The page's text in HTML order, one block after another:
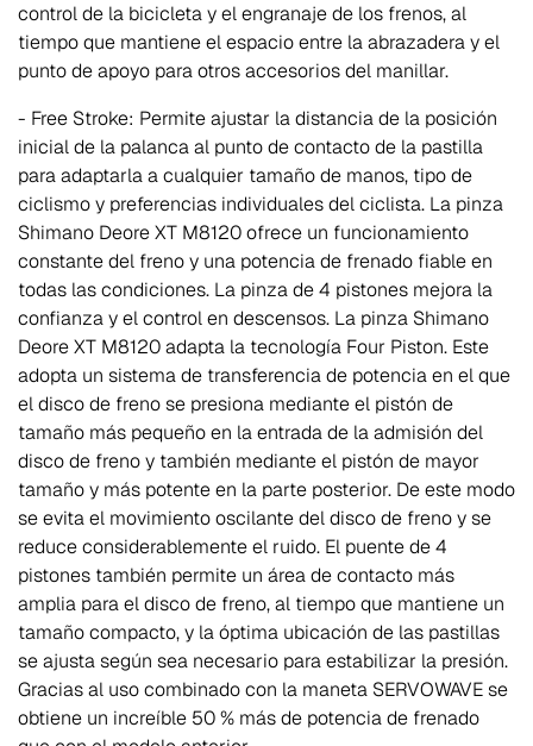
control de la bicicleta y el engranaje de los frenos, al
tiempo que mantiene el espacio entre la abrazadera y el
punto de apoyo para otros accesorios del manillar.
- Free Stroke: Permite ajustar la distancia de la posición
inicial de la palanca al punto de contacto de la pastilla
para adaptarla a cualquier tamaño de manos, tipo de
ciclismo y preferencias individuales del ciclista. La pinza
Shimano Deore XT M8120 ofrece un funcionamiento
constante del freno y una potencia de frenado fiable en
todas las condiciones. La pinza de 4 pistones mejora la
confianza y el control en descensos. La pinza Shimano
Deore XT M8120 adapta la tecnología Four Piston. Este
adopta un sistema de transferencia de potencia en el que
el disco de freno se presiona mediante el pistón de
tamaño más pequeño en la entrada de la admisión del
disco de freno y también mediante el pistón de mayor
tamaño y más potente en la parte posterior. De este modo
se evita el movimiento oscilante del disco de freno y se
reduce considerablemente el ruido. El puente de 4
pistones también permite un área de contacto más
amplia para el disco de freno, al tiempo que mantiene un
tamaño compacto, y la óptima ubicación de las pastillas
se ajusta según sea necesario para estabilizar la presión.
Gracias al uso combinado con la maneta SERVOWAVE se
obtiene un increíble 50 % más de potencia de frenado